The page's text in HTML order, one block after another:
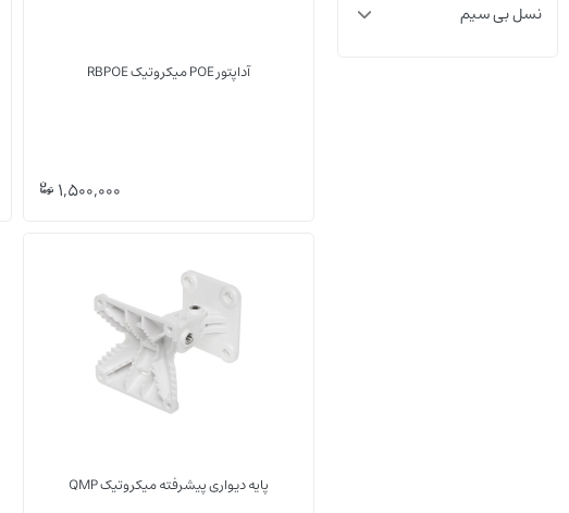
نسل بی سیم
آداپتور POE میکروتیک RBPOE
(0) 1,500,000
پایه دیواری پیشرفته میکروتیک QMP